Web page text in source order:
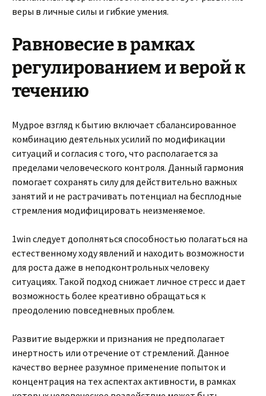
веры в личные силы и гибкие умения.
Равновесие в рамках
регулированием и верой к
течению
Мудрое взгляд к бытию включает сбалансированное
комбинацию деятельных усилий по модификации
ситуаций и согласия с того, что располагается за
пределами человеческого контроля. Данный гармония
помогает сохранять силу для действительно важных
занятий и не растрачивать потенциал на бесплодные
стремления модифицировать неизменяемое.
1win следует дополняться способностью полагаться на
естественному ходу явлений и находить возможности
для роста даже в неподконтрольных человеку
ситуациях. Такой подход снижает личное стресс и дает
возможность более креативно обращаться к
преодолению повседневных проблем.
Развитие выдержки и признания не предполагает
инертность или отречение от стремлений. Данное
качество вернее разумное применение попыток и
концентрация на тех аспектах активности, в рамках